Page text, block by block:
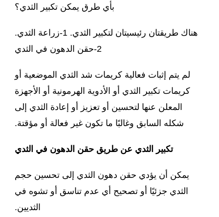
بأي طرق يمكن تكبير الثدي؟
هناك طريقتان رئيسيتان لتكبير الثدي. 1-زراعة الثدي.
2-حقن الدهون في الثدي
لم يتم إثبات فعالية كريمات شد الثدي الموضعية أو
كريمات تكبير الثدي أو الأدوية الهرمونية أو الأجهزة
المعلن عنها لتحسين أو تعزيز أو إعادة الثدي إلى
شكله السابق وغالبًا ما تكون غير فعالة أو مؤقتة.
تكبير الثدي عن طريق حقن الدهون في الثدي
يمكن أن يؤدي حقن دهون الثدي إلى تحسين حجم
الثدي جزئيًا أو تصحيح أي عدم تناسق أو تشوه في
الثديين.